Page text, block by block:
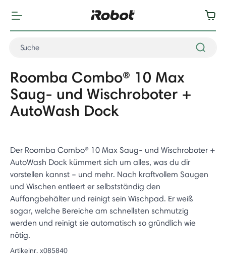
Roomba Combo® 10 Max
Saug- und Wischroboter +
AutoWash Dock
Der Roomba Combo® 10 Max Saug- und Wischroboter +
AutoWash Dock kümmert sich um alles, was du dir
vorstellen kannst – und mehr. Nach kraftvollem Saugen
und Wischen entleert er selbstständig den
Auffangbehälter und reinigt sein Wischpad. Er weiß
sogar, welche Bereiche am schnellsten schmutzig
werden und reinigt sie automatisch so gründlich wie
nötig.
Artikelnr. x085840